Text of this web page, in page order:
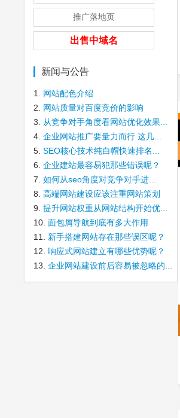
推广落地页
出售中域名
新闻与公告
1. 网站配色介绍
2. 网站质量对百度竞价的影响
3.
从竞争对手角度看网站优化效果...
4. 企业网站推广要量力而行 这几...
5. SEO核心技术纯白帽快速排名...
6. 企业建站最容易犯那些错误呢？
7. 如何从seo角度对竞争对手进...
8. 高端网站建设应该注重网站策划
9. 提升网站权重从网站结构开始优...
10. 面包屑导航到底有多大作用
11. 新手搭建网站存在那些误区呢？
12. 响应式网站建立有哪些优势呢？
13. 企业网站建设前后容易被忽略的...